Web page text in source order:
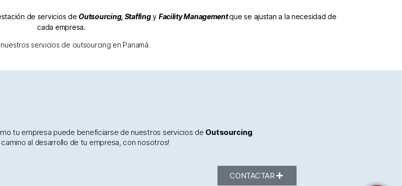
de servicios deOutsourcing, Staffingy Facility Managementque se ajustan a la necesidad de
cada empresa.
servicios de outsourcing en Panamá.
tu empresa puede beneficiarse de nuestros servicios de Outsourcing.
camino al desarrollo de tu empresa, con nosotros!
CONTACTAR